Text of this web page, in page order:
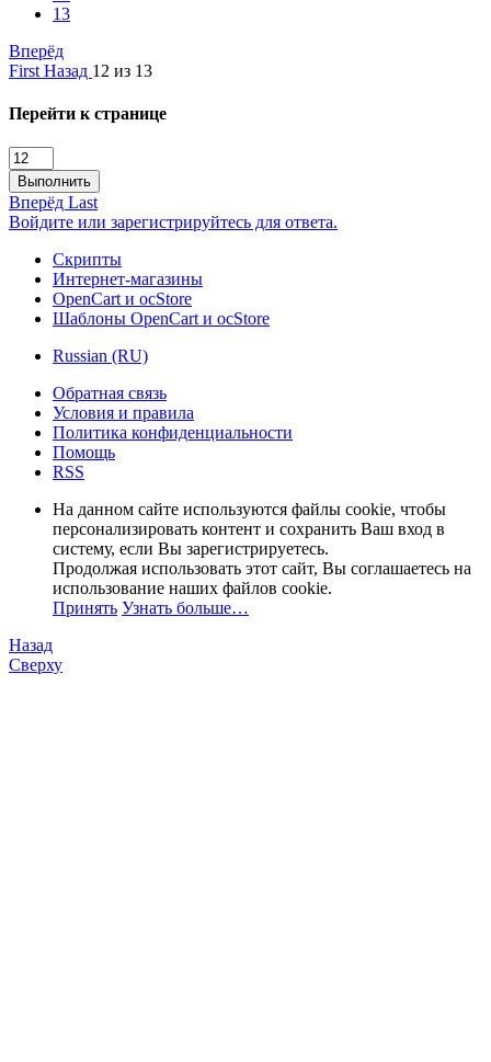
13
Вперёд
First Назад 12 из 13
Перейти к странице
Выполнить
Вперёд Last
Войдите или зарегистрируйтесь для ответа.
Скрипты
Интернет-магазины
OpenCart и ocStore
Шаблоны OpenCart и ocStore
Russian (RU)
Обратная связь
Условия и правила
Политика конфиденциальности
Помощь
RSS
На данном сайте используются файлы cookie, чтобы
персонализировать контент и сохранить Ваш вход в
систему, если Вы зарегистрируетесь.
Продолжая использовать этот сайт, Вы соглашаетесь на
использование наших файлов cookie.
Принять Узнать больше…
Назад
Сверху